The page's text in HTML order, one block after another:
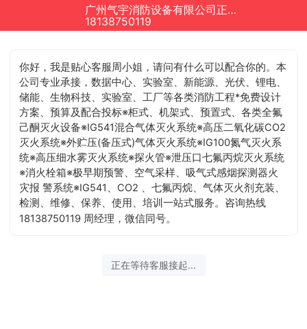
广州气宇消防设备有限公司正在为您服务
18138750119
你好，我是贴心客服周小姐，请问有什么可以配合你的。本
公司专业承接，数据中心、实验室、新能源、光伏、锂电、
储能、生物科技、实验室、工厂等各类消防工程*免费设计
方案、预算及配合投标※柜式、机架式、预置式、各类全氟
己酮灭火设备※IG541混合气体灭火系统※高压二氧化碳CO2
灭火系统※外贮压(备压式)气体灭火系统※IG100氮气灭火系
统※高压细水雾灭火系统※探火管※泄压口七氟丙烷灭火系统
※消火栓箱※极早期预警、空气采样、吸气式感烟探测器火
灾报 警系统※IG541、CO2 、七氟丙烷、气体灭火剂充装、
检测、维修、保养、使用、培训一站式服务。咨询热线
18138750119 周经理，微信同号。
正在等待客服接起...